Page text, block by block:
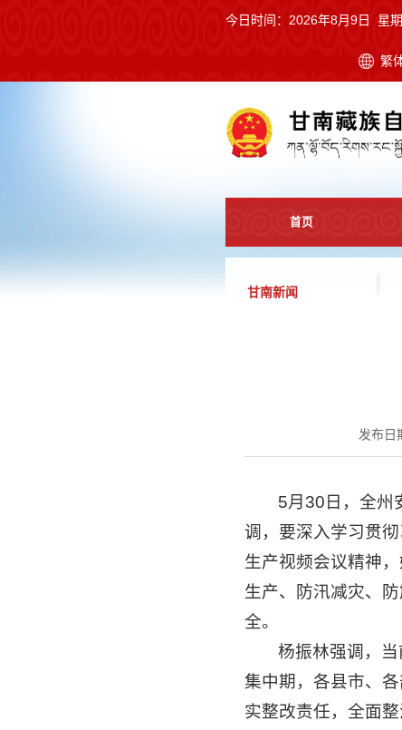
今日时间： 2026年8月9日 星
繁
首页
甘南新闻
发布日
5月30日，全州
调，要深入学习贯
生产视频会议精神
生产、防汛减灾、
全。
杨振林强调，
集中期，各县市、
实整改责任，全面